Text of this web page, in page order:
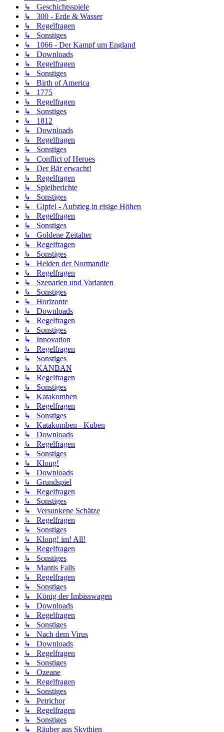
↳ Geschichtsspiele
↳ 300 - Erde & Wasser
↳ Regelfragen
↳ Sonstiges
↳ 1066 - Der Kampf um England
↳ Downloads
↳ Regelfragen
↳ Sonstiges
↳ Birth of America
↳ 1775
↳ Regelfragen
↳ Sonstiges
↳ 1812
↳ Downloads
↳ Regelfragen
↳ Sonstiges
↳ Conflict of Heroes
↳ Der Bär erwacht!
↳ Regelfragen
↳ Spielberichte
↳ Sonstiges
↳ Gipfel - Aufstieg in eisige Höhen
↳ Regelfragen
↳ Sonstiges
↳ Goldene Zeitalter
↳ Regelfragen
↳ Sonstiges
↳ Helden der Normandie
↳ Regelfragen
↳ Szenarien und Varianten
↳ Sonstiges
↳ Horizonte
↳ Downloads
↳ Regelfragen
↳ Sonstiges
↳ Innovation
↳ Regelfragen
↳ Sonstiges
↳ KANBAN
↳ Regelfragen
↳ Sonstiges
↳ Katakomben
↳ Regelfragen
↳ Sonstiges
↳ Katakomben - Kuben
↳ Downloads
↳ Regelfragen
↳ Sonstiges
↳ Klong!
↳ Downloads
↳ Grundspiel
↳ Regelfragen
↳ Sonstiges
↳ Versunkene Schätze
↳ Regelfragen
↳ Sonstiges
↳ Klong! im! All!
↳ Regelfragen
↳ Sonstiges
↳ Mantis Falls
↳ Regelfragen
↳ Sonstiges
↳ König der Imbisswagen
↳ Downloads
↳ Regelfragen
↳ Sonstiges
↳ Nach dem Virus
↳ Downloads
↳ Regelfragen
↳ Sonstiges
↳ Ozeane
↳ Regelfragen
↳ Sonstiges
↳ Petrichor
↳ Regelfragen
↳ Sonstiges
↳ Räuber aus Skythien